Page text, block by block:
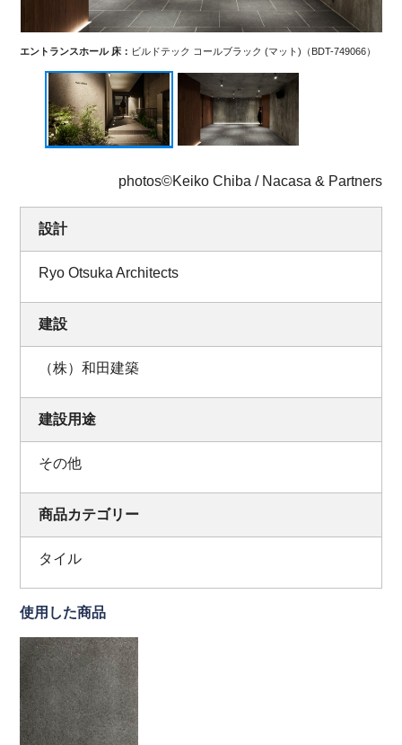
エントランスホール 床： ビルドテック コールブラック (マット)（BDT-749066）
photos©Keiko Chiba / Nacasa & Partners
設計
Ryo Otsuka Architects
建設
（株）和田建築
建設用途
その他
商品カテゴリー
タイル
使用した商品